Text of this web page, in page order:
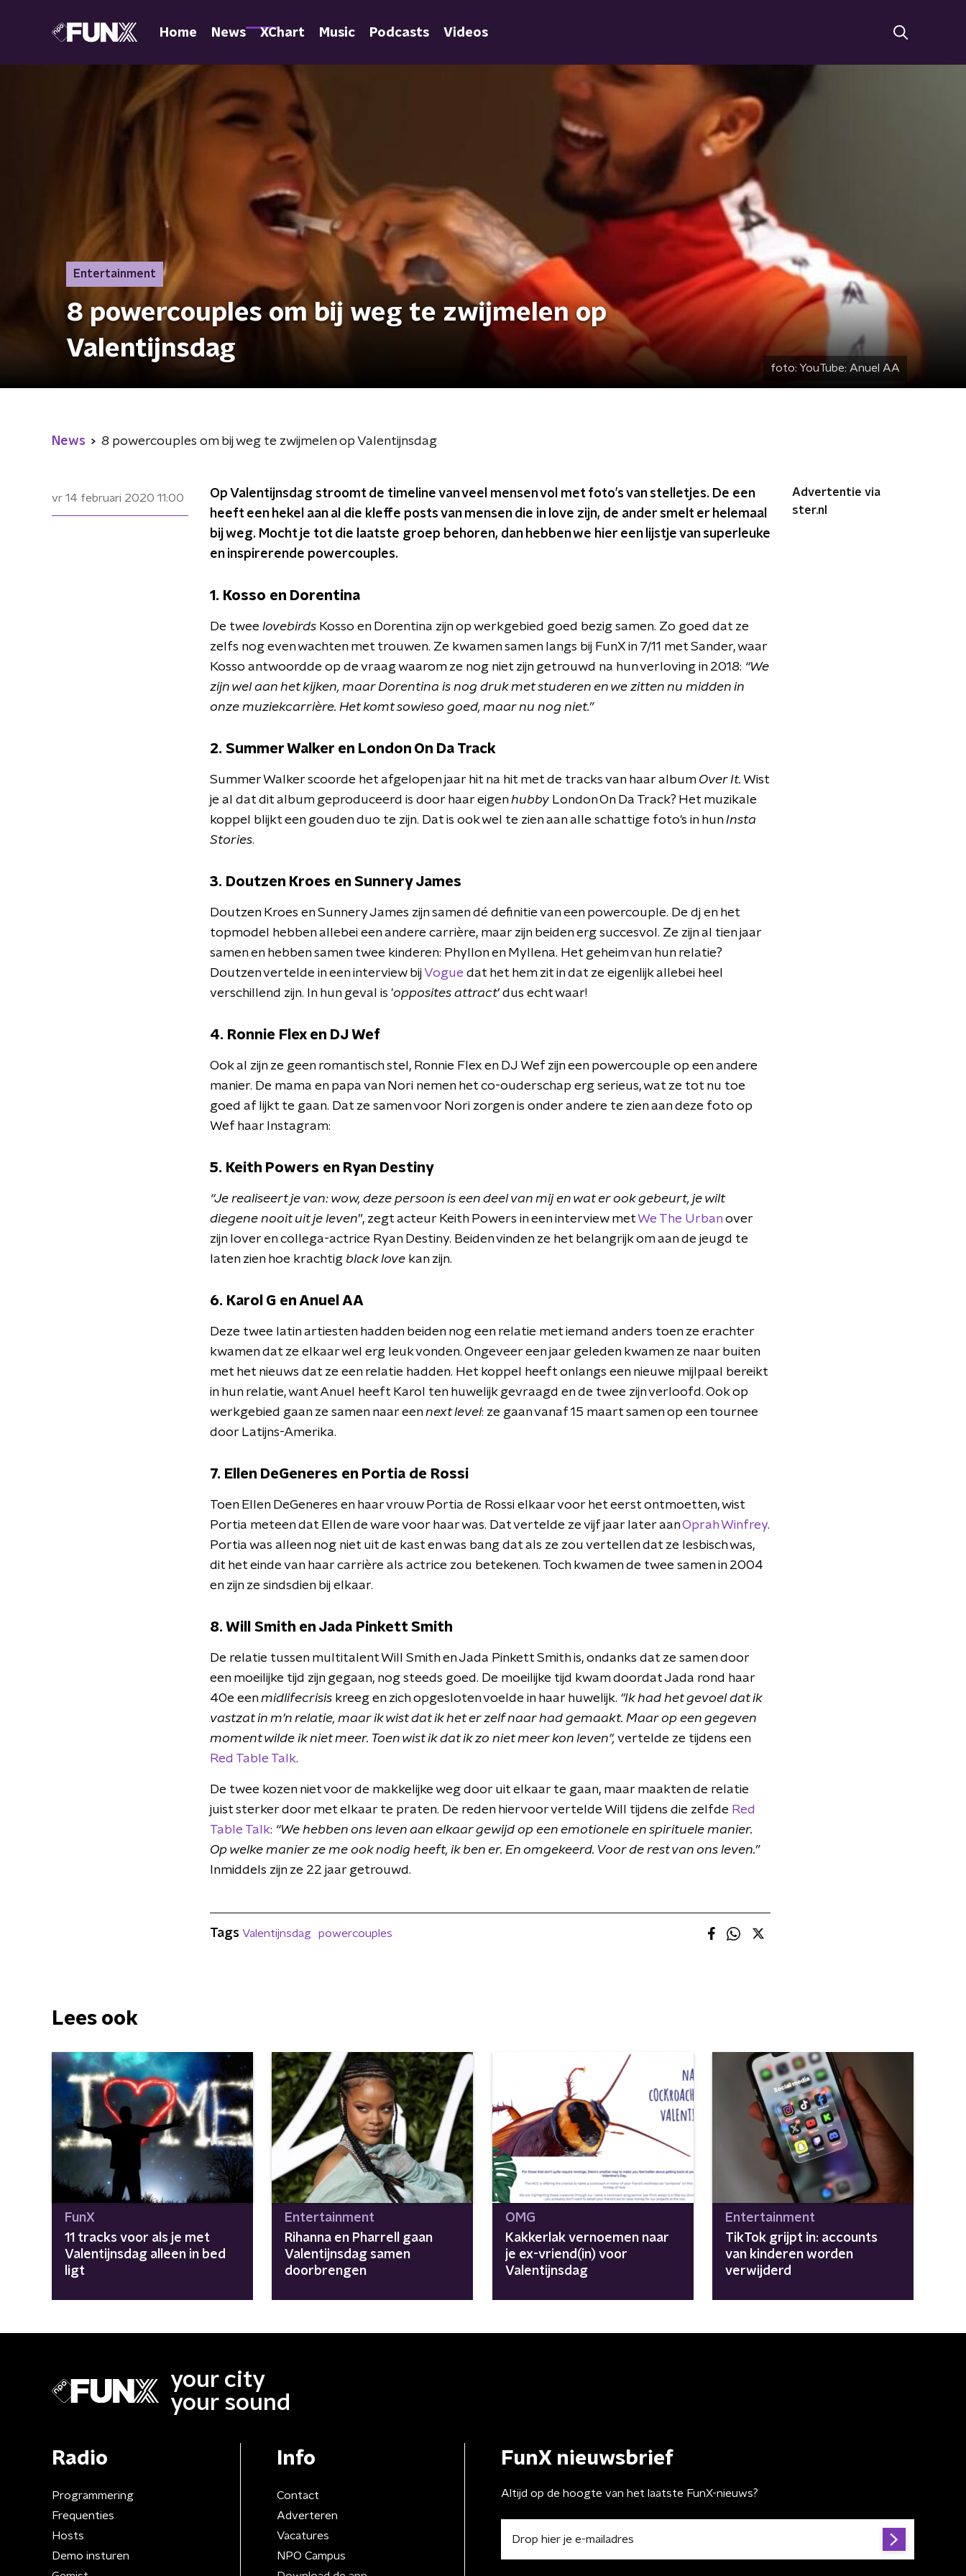
Home News XChart Music Podcasts Videos
Entertainment
8 powercouples om bij weg te zwijmelen op
Valentijnsdag
foto: YouTube: Anuel AA
News 8 powercouples om bij weg te zwijmelen op Valentijnsdag
vr 14 februari 2020 11:00
Op Valentijnsdag stroomt de timeline van veel mensen vol met foto’s van stelletjes. De een
heeft een hekel aan al die kleffe posts van mensen die in love zijn, de ander smelt er helemaal
bij weg. Mocht je tot die laatste groep behoren, dan hebben we hier een lijstje van superleuke
en inspirerende powercouples.
1. Kosso en Dorentina
De twee lovebirds Kosso en Dorentina zijn op werkgebied goed bezig samen. Zo goed dat ze
zelfs nog even wachten met trouwen. Ze kwamen samen langs bij FunX in 7/11 met Sander, waar
Kosso antwoordde op de vraag waarom ze nog niet zijn getrouwd na hun verloving in 2018: “We
zijn wel aan het kijken, maar Dorentina is nog druk met studeren en we zitten nu midden in
onze muziekcarrière. Het komt sowieso goed, maar nu nog niet.”
2. Summer Walker en London On Da Track
Summer Walker scoorde het afgelopen jaar hit na hit met de tracks van haar album Over It. Wist
je al dat dit album geproduceerd is door haar eigenhubby London On Da Track? Het muzikale
koppel blijkt een gouden duo te zijn. Dat is ook wel te zien aan alle schattige foto's in hunInsta
Stories.
3. Doutzen Kroes en Sunnery James
Doutzen Kroes en Sunnery James zijn samen dé definitie van een powercouple. De dj en het
topmodel hebben allebei een andere carrière, maar zijn beiden erg succesvol. Ze zijn al tien jaar
samen en hebben samen twee kinderen: Phyllon en Myllena. Het geheim van hun relatie?
Doutzen vertelde in een interview bijVogue dat het hem zit in dat ze eigenlijk allebei heel
verschillend zijn. In hun geval is 'opposites attract’ dus echt waar!
4. Ronnie Flex en DJ Wef
Ook al zijn ze geen romantisch stel, Ronnie Flex en DJ Wef zijn een powercouple op een andere
manier. De mama en papa van Nori nemen het co-ouderschap erg serieus, wat ze tot nu toe
goed af lijkt te gaan. Dat ze samen voor Nori zorgen is onder andere te zien aan deze foto op
Wef haar Instagram:
5. Keith Powers en Ryan Destiny
“Je realiseert je van: wow, deze persoon is een deel van mij en wat er ook gebeurt, je wilt
diegene nooit uit je leven”, zegt acteur Keith Powers in een interview metWe The Urban over
zijn lover en collega-actrice Ryan Destiny. Beiden vinden ze het belangrijk om aan de jeugd te
laten zien hoe krachtig black love kan zijn.
6. Karol G en Anuel AA
Deze twee latin artiesten hadden beiden nog een relatie met iemand anders toen ze erachter
kwamen dat ze elkaar wel erg leuk vonden. Ongeveer een jaar geleden kwamen ze naar buiten
met het nieuws dat ze een relatie hadden. Het koppel heeft onlangs een nieuwe mijlpaal bereikt
in hun relatie, want Anuel heeft Karol ten huwelijk gevraagd en de twee zijn verloofd. Ook op
werkgebied gaan ze samen naar eennext level: ze gaan vanaf 15 maart samen op een tournee
door Latijns-Amerika.
7. Ellen DeGeneres en Portia de Rossi
Toen Ellen DeGeneres en haar vrouw Portia de Rossi elkaar voor het eerst ontmoetten, wist
Portia meteen dat Ellen de ware voor haar was. Dat vertelde ze vijf jaar later aanOprah Winfrey.
Portia was alleen nog niet uit de kast en was bang dat als ze zou vertellen dat ze lesbisch was,
dit het einde van haar carrière als actrice zou betekenen. Toch kwamen de twee samen in 2004
en zijn ze sindsdien bij elkaar.
8. Will Smith en Jada Pinkett Smith
De relatie tussen multitalent Will Smith en Jada Pinkett Smith is, ondanks dat ze samen door
een moeilijke tijd zijn gegaan, nog steeds goed. De moeilijke tijd kwam doordat Jada rond haar
40e eenmidlifecrisis kreeg en zich opgesloten voelde in haar huwelijk. "Ik had het gevoel dat ik
vastzat in m'n relatie, maar ik wist dat ik het er zelf naar had gemaakt. Maar op een gegeven
moment wilde ik niet meer. Toen wist ik dat ik zo niet meer kon leven", vertelde ze tijdens een
Red Table Talk.
De twee kozen niet voor de makkelijke weg door uit elkaar te gaan, maar maakten de relatie
juist sterker door met elkaar te praten. De reden hiervoor vertelde Will tijdens die zelfde Red
Table Talk: “We hebben ons leven aan elkaar gewijd op een emotionele en spirituele manier.
Op welke manier ze me ook nodig heeft, ik ben er. En omgekeerd. Voor de rest van ons leven.”
Inmiddels zijn ze 22 jaar getrouwd.
Advertentie via
ster.nl
Tags Valentijnsdag powercouples
Lees ook
FunX
11 tracks voor als je met
Valentijnsdag alleen in bed
ligt
Entertainment
Rihanna en Pharrell gaan
Valentijnsdag samen
doorbrengen
OMG
Kakkerlak vernoemen naar
je ex-vriend(in) voor
Valentijnsdag
Entertainment
TikTok grijpt in: accounts
van kinderen worden
verwijderd
your city
your sound
Radio
Programmering
Frequenties
Hosts
Demo insturen
Info
Contact
Adverteren
Vacatures
NPO Campus
FunX nieuwsbrief
Altijd op de hoogte van het laatste FunX-nieuws?